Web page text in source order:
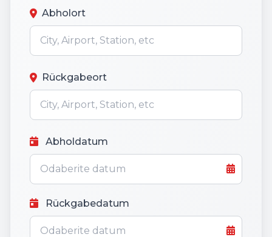
Abholort
Rückgabeort
Abholdatum
Rückgabedatum